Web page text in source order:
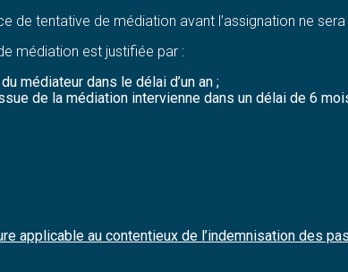
de tentative de médiation avant l’assignation ne
médiation est justifiée par :
médiateur dans le délai d’un an ;
de la médiation intervienne dans un délai de 6
applicable au contentieux de l’indemnisation des